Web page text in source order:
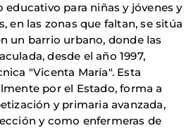
para niñas y jóvenes y
en las zonas que faltan, se sitúa
un barrio urbano, donde las
desde el año 1997,
"Vicenta María". Esta
por el Estado, forma a
y primaria avanzada,
y como enfermeras de